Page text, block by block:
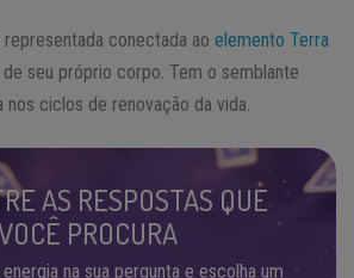
representada conectada ao elemento Terra
seu próprio corpo. Tem o semblante
ciclos de renovação da vida.
AS RESPOSTAS QUE
PROCURA
na sua pergunta e escolha um